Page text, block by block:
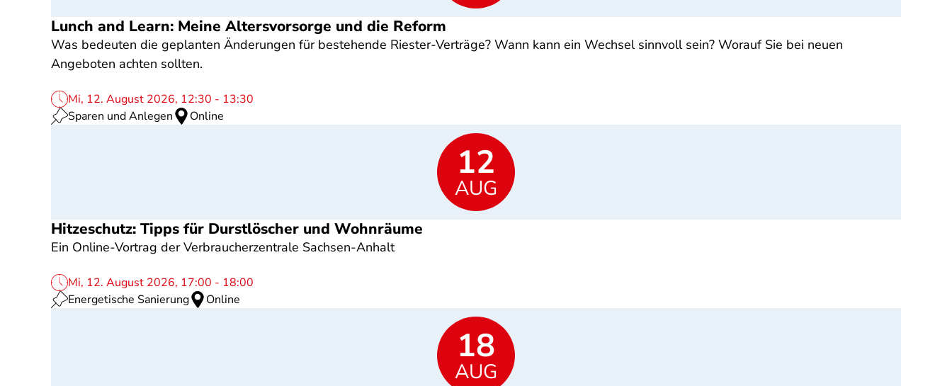
Lunch and Learn: Meine Altersvorsorge und die Reform
Was bedeuten die geplanten Änderungen für bestehende Riester-Verträge? Wann kann ein Wechsel sinnvoll sein? Worauf Sie bei neuen
Angeboten achten sollten.
Mi, 12. August 2026, 12:30 - 13:30
Sparen und Anlegen
Online
12
AUG
Hitzeschutz: Tipps für Durstlöscher und Wohnräume
Ein Online-Vortrag der Verbraucherzentrale Sachsen-Anhalt
Mi, 12. August 2026, 17:00 - 18:00
Energetische Sanierung
Online
18
AUG